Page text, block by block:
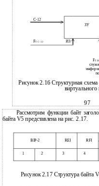
С-12
ЗУ
FT С-12 ИЗ
FT
Рисунок 2.16 Структурная
97
Рассмотрим функции байт
байта V5 представлена на рис. 2.17.
BIP-2 REI RFI
1 2 3 4
Рисунок 2.17 Структура байта